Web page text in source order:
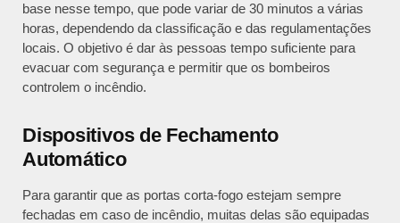
base nesse tempo, que pode variar de 30 minutos a várias
horas, dependendo da classificação e das regulamentações
locais. O objetivo é dar às pessoas tempo suficiente para
evacuar com segurança e permitir que os bombeiros
controlem o incêndio.
Dispositivos de Fechamento
Automático
Para garantir que as portas corta-fogo estejam sempre
fechadas em caso de incêndio, muitas delas são equipadas